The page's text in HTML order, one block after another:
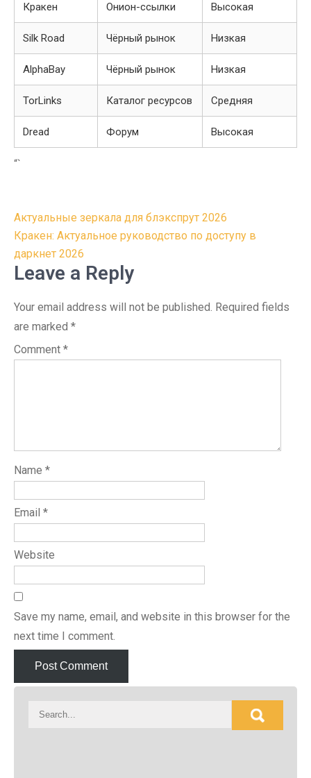
Кракен Онион-ссылки Высокая
Silk Road Чёрный рынок Низкая
AlphaBay Чёрный рынок Низкая
TorLinks Каталог ресурсов Средняя
Dread Форум Высокая
“`
Post
navigation
Актуальные зеркала для блэкспрут 2026
Кракен: Актуальное руководство по доступу в
даркнет 2026
Leave a Reply
Your email address will not be published. Required fields
are marked *
Comment *
Name *
Email *
Website
Save my name, email, and website in this browser for the
next time I comment.